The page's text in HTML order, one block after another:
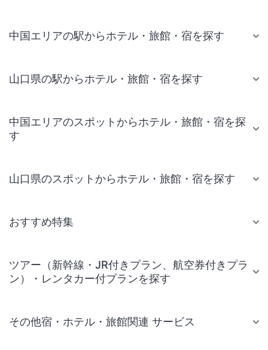
中国エリアの駅からホテル・旅館・宿を探す
山口県の駅からホテル・旅館・宿を探す
中国エリアのスポットからホテル・旅館・宿を探
す
山口県のスポットからホテル・旅館・宿を探す
おすすめ特集
ツアー（新幹線・JR付きプラン、航空券付きプラ
ン）・レンタカー付プランを探す
その他宿・ホテル・旅館関連 サービス